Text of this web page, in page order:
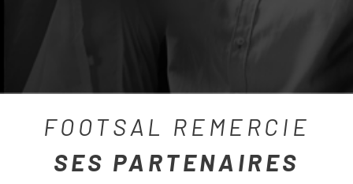
FOOTSAL REMERCIE
SES PARTENAIRES